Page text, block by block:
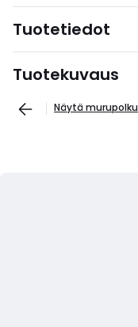
Tuotetiedot
Tuotekuvaus
Näytä murupolku